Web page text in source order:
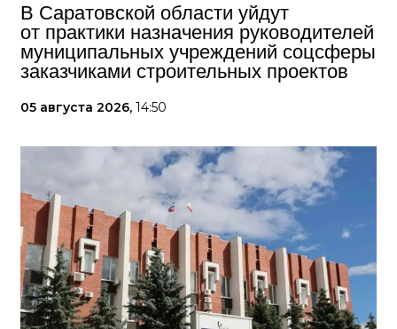
В Саратовской области уйдут
от практики назначения руководителей
муниципальных учреждений соцсферы
заказчиками строительных проектов
05 августа 2026, 14:50